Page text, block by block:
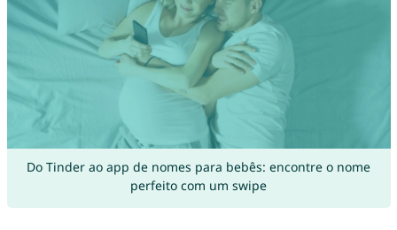
Do Tinder ao app de nomes para bebês: encontre o nome
perfeito com um swipe